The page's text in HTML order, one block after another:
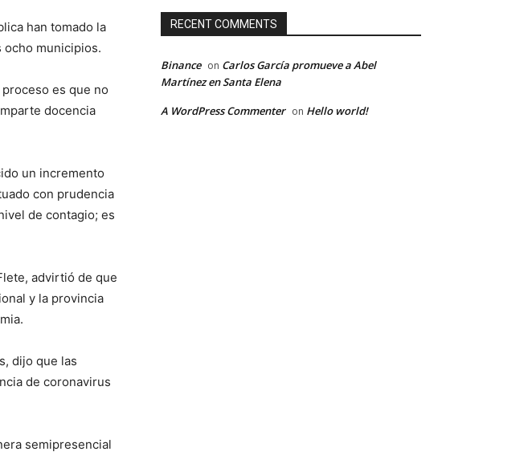
han tomado la
ocho municipios.
es que no
docencia
un incremento
con prudencia
de contagio; es
advirtió de que
y la provincia
dijo que las
de coronavirus
semipresencial
RECENT COMMENTS
Binance on Carlos García promueve a Abel
Martínez en Santa Elena
A WordPress Commenter on Hello world!